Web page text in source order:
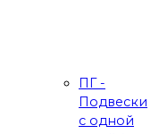
ПГ -
Подвески
с одной